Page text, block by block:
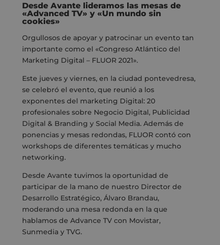
Desde Avante lideramos las mesas de
«Advanced TV» y «Un mundo sin
cookies»
Orgullosos de apoyar y patrocinar un evento tan
importante como el «Congreso Atlántico del
Marketing Digital – FLUOR 2021».
Este jueves y viernes, en la ciudad pontevedresa,
se celebró el evento, que reunió a los
exponentes del marketing Digital:20
profesionales sobre Negocio Digital, Publicidad
Digital & Branding y Social Media. Además de
ponencias y mesas redondas, FLUOR contó con
workshops de diferentes temáticas y mucho
networking.
Desde Avante tuvimos la oportunidad de
participar de la mano de nuestro Director de
Desarrollo Estratégico, Álvaro Brandau,
moderando una mesa redonda en la que
hablamos de Advance TV con Movistar,
Sunmedia y TVG.